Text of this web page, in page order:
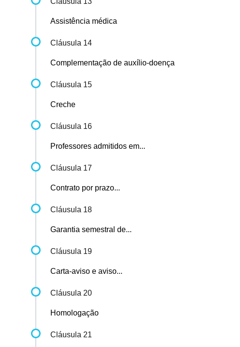
Assistência médica
Cláusula 14
Complementação de auxílio-doença
Cláusula 15
Creche
Cláusula 16
Professores admitidos em...
Cláusula 17
Contrato por prazo...
Cláusula 18
Garantia semestral de...
Cláusula 19
Carta-aviso e aviso...
Cláusula 20
Homologação
Cláusula 21